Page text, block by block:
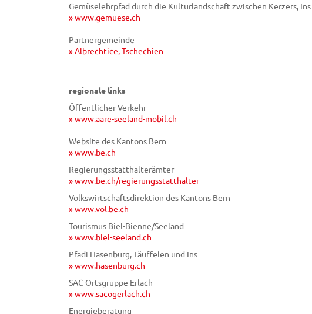
Gemüselehrpfad durch die Kulturlandschaft zwischen Kerzers, Ins
» www.gemuese.ch
Partnergemeinde
» Albrechtice, Tschechien
regionale links
Öffentlicher Verkehr
» www.aare-seeland-mobil.ch
Website des Kantons Bern
» www.be.ch
Regierungsstatthalterämter
» www.be.ch/regierungsstatthalter
Volkswirtschaftsdirektion des Kantons Bern
» www.vol.be.ch
Tourismus Biel-Bienne/Seeland
» www.biel-seeland.ch
Pfadi Hasenburg, Täuffelen und Ins
» www.hasenburg.ch
SAC Ortsgruppe Erlach
» www.sacogerlach.ch
Energieberatung